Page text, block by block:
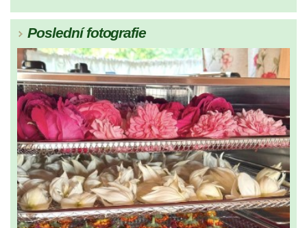
Poslední fotografie